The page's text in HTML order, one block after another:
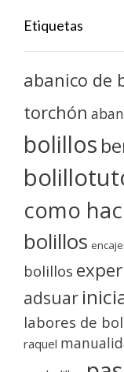
Etiquetas
abanico de
torchón
bolillos
como
bolillos
bolillos
adsuar
labores de
raquel